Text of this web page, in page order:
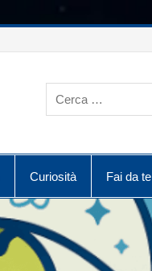
Curiosità Fai da te